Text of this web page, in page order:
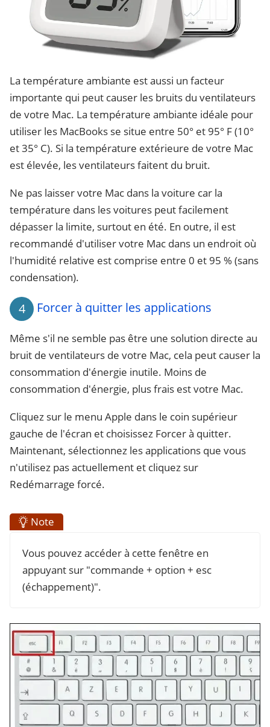
La température ambiante est aussi un facteur
importante qui peut causer les bruits du ventilateurs
de votre Mac. La température ambiante idéale pour
utiliser les MacBooks se situe entre 50° et 95° F (10°
et 35° C). Si la température extérieure de votre Mac
est élevée, les ventilateurs faitent du bruit.
Ne pas laisser votre Mac dans la voiture car la
température dans les voitures peut facilement
dépasser la limite, surtout en été. En outre, il est
recommandé d'utiliser votre Mac dans un endroit où
l'humidité relative est comprise entre 0 et 95 % (sans
condensation).
4 Forcer à quitter les applications
Même s'il ne semble pas être une solution directe au
bruit de ventilateurs de votre Mac, cela peut causer la
consommation d'énergie inutile. Moins de
consommation d'énergie, plus frais est votre Mac.
Cliquez sur le menu Apple dans le coin supérieur
gauche de l'écran et choisissez Forcer à quitter.
Maintenant, sélectionnez les applications que vous
n'utilisez pas actuellement et cliquez sur
Redémarrage forcé.
Note
Vous pouvez accéder à cette fenêtre en
appuyant sur "commande + option + esc
(échappement)".